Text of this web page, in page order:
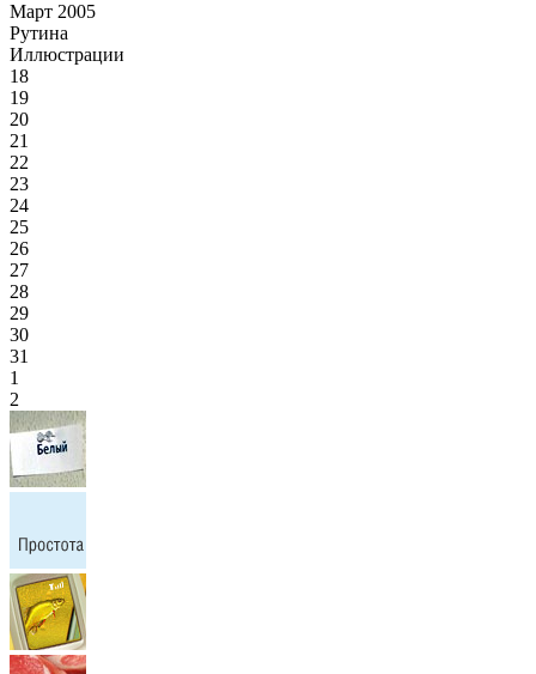
Март 2005
Рутина
Иллюстрации
18
19
20
21
22
23
24
25
26
27
28
29
30
31
1
2